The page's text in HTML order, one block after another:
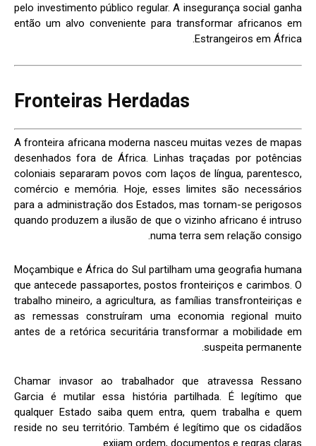
pelo investimento público regular. A insegurança social ganha
então um alvo conveniente para transformar africanos em
Estrangeiros em África.
Fronteiras Herdadas
A fronteira africana moderna nasceu muitas vezes de mapas
desenhados fora de África. Linhas traçadas por potências
coloniais separaram povos com laços de língua, parentesco,
comércio e memória. Hoje, esses limites são necessários
para a administração dos Estados, mas tornam-se perigosos
quando produzem a ilusão de que o vizinho africano é intruso
numa terra sem relação consigo.
Moçambique e África do Sul partilham uma geografia humana
que antecede passaportes, postos fronteiriços e carimbos. O
trabalho mineiro, a agricultura, as famílias transfronteiriças e
as remessas construíram uma economia regional muito
antes de a retórica securitária transformar a mobilidade em
suspeita permanente.
Chamar invasor ao trabalhador que atravessa Ressano
Garcia é mutilar essa história partilhada. É legítimo que
qualquer Estado saiba quem entra, quem trabalha e quem
reside no seu território. Também é legítimo que os cidadãos
exijam ordem, documentos e regras claras.